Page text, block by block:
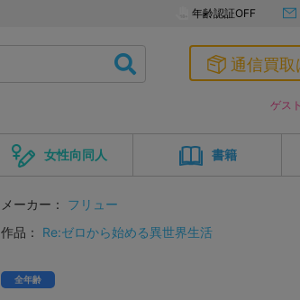
年齢認証OFF
通信買取
ゲスト
女性向同人 書籍
メーカー：
フリュー
作品：
Re:ゼロから始める異世界生活
全年齢